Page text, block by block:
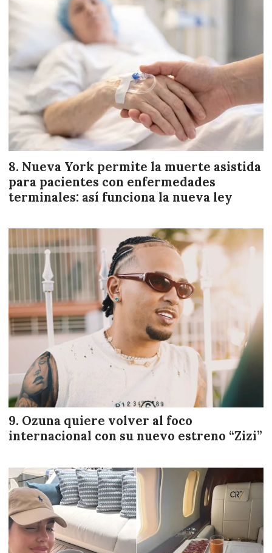
Nueva York permite la muerte asistida
para pacientes con enfermedades
terminales: así funciona la nueva ley
Ozuna quiere volver al foco
internacional con su nuevo estreno “Zizi”